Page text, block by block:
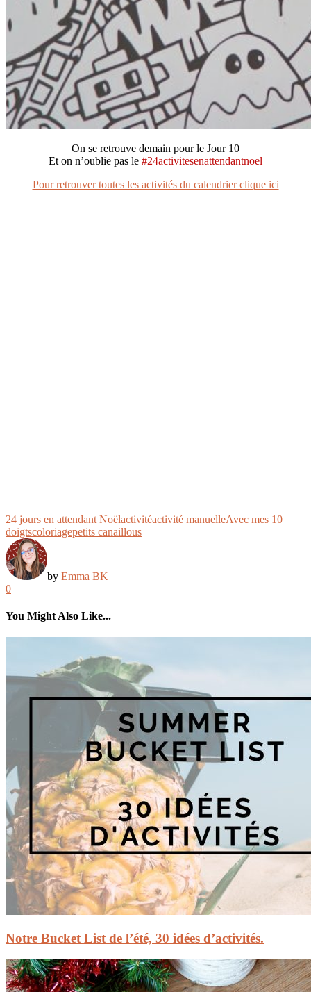
On se retrouve demain pour le Jour 10
Et on n’oublie pas le #24activitesenattendantnoel
Pour retrouver toutes les activités du calendrier clique ici
24 jours en attendant Noëlactivitéactivité manuelleAvec mes 10
doigtscoloriagepetits canaillous
by Emma BK
0
You Might Also Like...
Notre Bucket List de l’été, 30 idées d’activités.